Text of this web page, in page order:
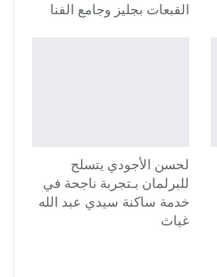
القبعات بجليز وجامع الفنا
لحسن الأجودي يتسلح
للبرلمان بـتجربة ناجحة في
خدمة ساكنة سيدي عبد الله
غياث